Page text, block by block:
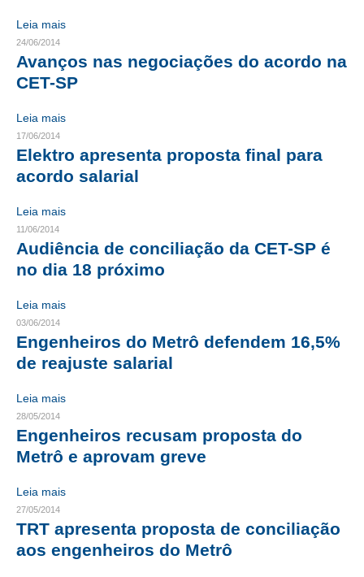
FGTS EXPURGOS
FGTS CORREÇÃO
LEI 5.194/1966 – REGULAMENTAÇÃO DA PROFISSÃO
LEI 6.496/1977 – ART
RES 1.002/2002 – CÓDIGO DE ÉTICA
HOMOLOGAÇÕES
PISO SALARIAL
FIQUE POR DENTRO
EMPREGO E ESTÁGIO
AUTÔNOMOS E SERVIÇOS
Leia mais
24/06/2014
Avanços nas negociações do acordo na
CET-SP
Leia mais
17/06/2014
Elektro apresenta proposta final para
acordo salarial
Leia mais
11/06/2014
Audiência de conciliação da CET-SP é
no dia 18 próximo
Leia mais
03/06/2014
Engenheiros do Metrô defendem 16,5%
de reajuste salarial
Leia mais
28/05/2014
Engenheiros recusam proposta do
Metrô e aprovam greve
Leia mais
27/05/2014
TRT apresenta proposta de conciliação
aos engenheiros do Metrô